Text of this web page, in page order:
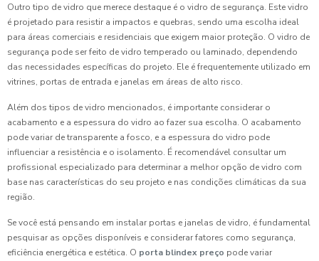
Outro tipo de vidro que merece destaque é o vidro de segurança. Este vidro
é projetado para resistir a impactos e quebras, sendo uma escolha ideal
para áreas comerciais e residenciais que exigem maior proteção. O vidro de
segurança pode ser feito de vidro temperado ou laminado, dependendo
das necessidades específicas do projeto. Ele é frequentemente utilizado em
vitrines, portas de entrada e janelas em áreas de alto risco.
Além dos tipos de vidro mencionados, é importante considerar o
acabamento e a espessura do vidro ao fazer sua escolha. O acabamento
pode variar de transparente a fosco, e a espessura do vidro pode
influenciar a resistência e o isolamento. É recomendável consultar um
profissional especializado para determinar a melhor opção de vidro com
base nas características do seu projeto e nas condições climáticas da sua
região.
Se você está pensando em instalar portas e janelas de vidro, é fundamental
pesquisar as opções disponíveis e considerar fatores como segurança,
eficiência energética e estética. O porta blindex preço pode variar